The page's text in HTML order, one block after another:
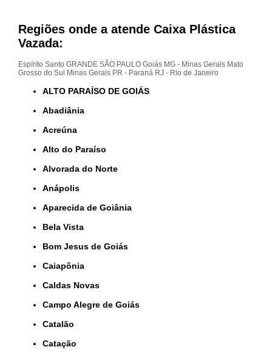
Regiões onde a atende Caixa Plástica
Vazada:
Espírito Santo GRANDE SÃO PAULO Goiás MG - Minas Gerais Mato
Grosso do Sul
Minas Gerais PR - Paraná RJ - Rio de Janeiro
ALTO PARAÍSO DE GOIÁS
Abadiânia
Acreúna
Alto do Paraíso
Alvorada do Norte
Anápolis
Aparecida de Goiânia
Bela Vista
Bom Jesus de Goiás
Caiapônia
Caldas Novas
Campo Alegre de Goiás
Catalão
Catação